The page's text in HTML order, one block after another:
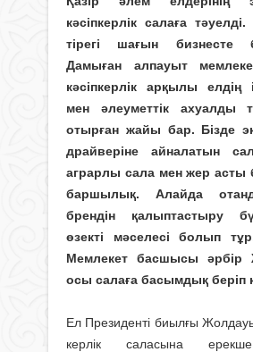
кәсіпкерлік салаға тәуелді.
тірегі шағын бизнесте
Дамыған алпауыт
кәсіпкерлік арқылы елдің
мен әлеуметтік ахуалды
отырған жайы бар. Бізде
драйверіне айналатын
аграрлы сала мен жер
баршылық. Алайда
брендін қалыптастыру
өзекті мәселесі болып
Мемлекет басшысы әрбір
осы салаға басымдық беріп
Ел Президенті биылғы
керлік саласына